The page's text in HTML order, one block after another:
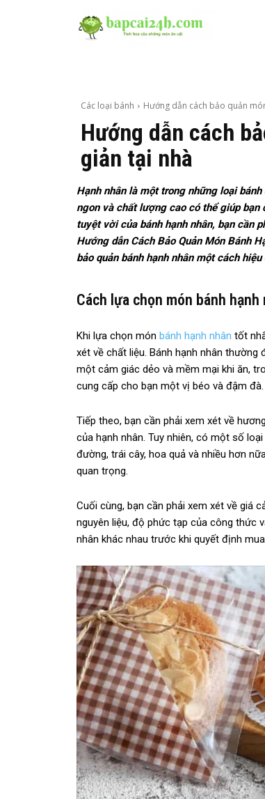
Các loại bánh Hướng dẫn cách bảo quản
Hướng dẫn cách
giản tại nhà
Hạnh nhân là một trong những loại
ngon và chất lượng cao có thể giúp
tuyệt vời của bánh hạnh nhân, bạn cần
Hướng dẫn Cách Bảo Quản Món Bánh
bảo quản bánh hạnh nhân một cách hiệu
Cách lựa chọn món bánh
Khi lựa chọn món bánh hạnh nhân tốt
xét về chất liệu. Bánh hạnh nhân
một cảm giác dẻo và mềm mại khi ăn,
cung cấp cho bạn một vị béo và đậm đà.
Tiếp theo, bạn cần phải xem xét về
của hạnh nhân. Tuy nhiên, có một số
đường, trái cây, hoa quả và nhiều hơn
quan trọng.
Cuối cùng, bạn cần phải xem xét về giá
nguyên liệu, độ phức tạp của công thức
nhân khác nhau trước khi quyết định